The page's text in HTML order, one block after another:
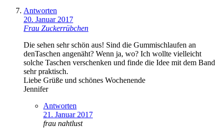
Antworten
20. Januar 2017
Frau Zuckerrübchen
Die sehen sehr schön aus! Sind die Gummischlaufen an
denTaschen angenäht? Wenn ja, wo? Ich wollte vielleicht
solche Taschen verschenken und finde die Idee mit dem Band
sehr praktisch.
Liebe Grüße und schönes Wochenende
Jennifer
Antworten
21. Januar 2017
frau nahtlust